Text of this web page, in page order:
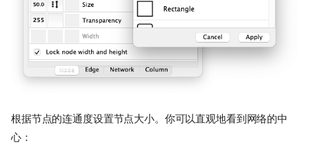
根据节点的连通度设置节点大小。你可以直观地看到网络的中
心：